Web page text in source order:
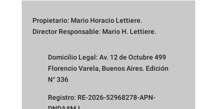
Propietario: Mario Horacio Lettiere.
Director Responsable: Mario H. Lettiere.
Domicilio Legal: Av. 12 de Octubre 499
Florencio Varela, Buenos Aires. Edición
N° 336
Registro: RE-2026-52968278-APN-